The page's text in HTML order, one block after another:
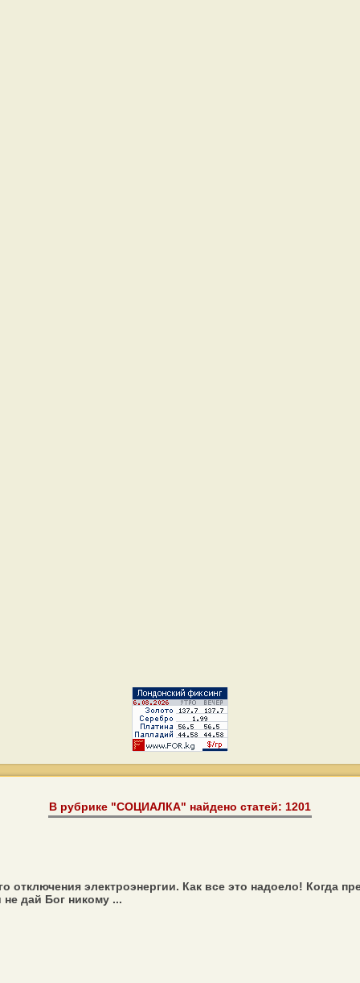
В рубрике "СОЦИАЛКА" найдено статей: 1201
электроэнергии. Как все это надоело! Когда
дай Бог никому ...